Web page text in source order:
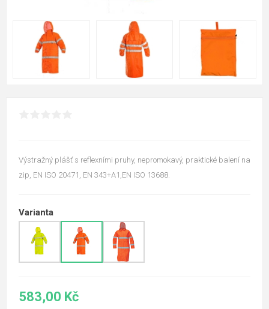
Výstražný plášť s reflexními pruhy, nepromokavý, praktické balení na
zip, EN ISO 20471, EN 343+A1,EN ISO 13688.
Varianta
583,00 Kč